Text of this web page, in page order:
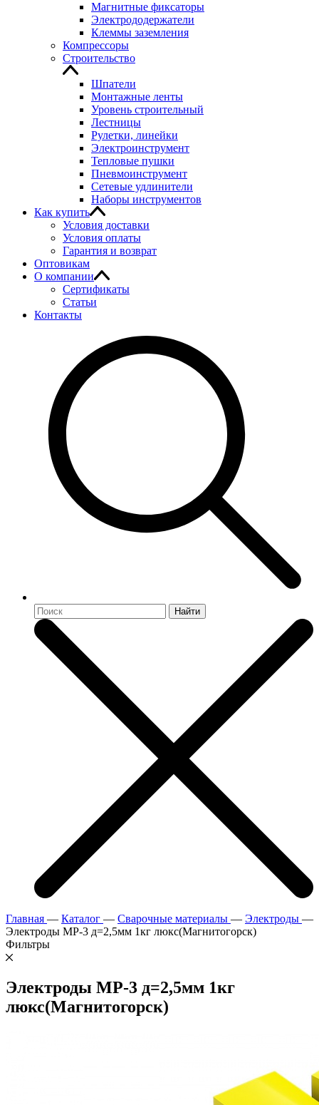
Магнитные фиксаторы
Электрододержатели
Клеммы заземления
Компрессоры
Строительство
Шпатели
Монтажные ленты
Уровень строительный
Лестницы
Рулетки, линейки
Электроинструмент
Тепловые пушки
Пневмоинструмент
Сетевые удлинители
Наборы инструментов
Как купить
Условия доставки
Условия оплаты
Гарантия и возврат
Оптовикам
О компании
Сертификаты
Статьи
Контакты
Найти
Главная — Каталог — Сварочные материалы — Электроды —
Электроды МР-3 д=2,5мм 1кг люкс(Магнитогорск)
Фильтры
Электроды МР-3 д=2,5мм 1кг
люкс(Магнитогорск)